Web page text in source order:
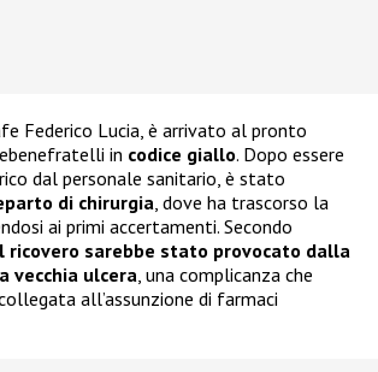
Federico Lucia, è arrivato al pronto
in codice giallo. Dopo essere
dal personale sanitario, è stato
di chirurgia , dove ha trascorso la
ai primi accertamenti. Secondo
ricovero sarebbe stato provocato dalla
vecchia ulcera , una complicanza che
all’assunzione di farmaci